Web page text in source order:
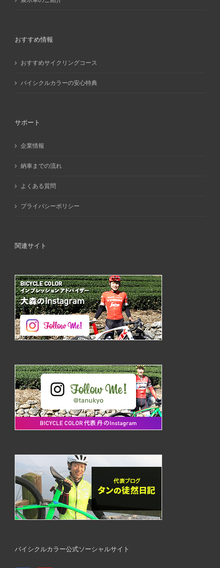
おすすめ情報
おすすめサイクリングコース
バイシクルカラーの安心特典
サポート
企業情報
納車までの流れ
よくある質問
プライバシーポリシー
関連サイト
バイシクルカラー公式ソーシャルサイト